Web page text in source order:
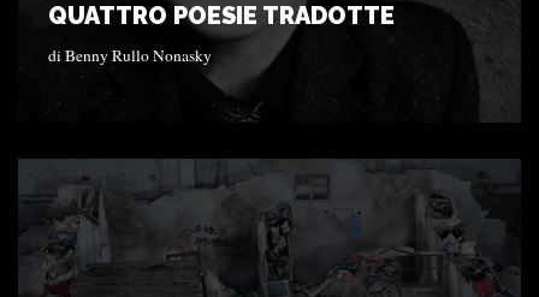
QUATTRO POESIE TRADOTTE
diBenny Rullo Nonasky